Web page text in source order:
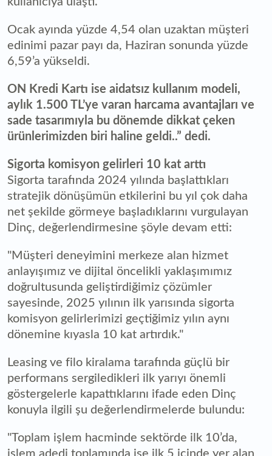
Ocak ayında yüzde 4,54 olan uzaktan müşteri
edinimi pazar payı da, Haziran sonunda yüzde
6,59’a yükseldi.
ON Kredi Kartı ise aidatsız kullanım modeli,
aylık 1.500 TL’ye varan harcama avantajları ve
sade tasarımıyla bu dönemde dikkat çeken
ürünlerimizden biri haline geldi..” dedi.
Sigorta komisyon gelirleri 10 kat arttı
Sigorta tarafında 2024 yılında başlattıkları
stratejik dönüşümün etkilerini bu yıl çok daha
net şekilde görmeye başladıklarını vurgulayan
Dinç, değerlendirmesine şöyle devam etti:
"Müşteri deneyimini merkeze alan hizmet
anlayışımız ve dijital öncelikli yaklaşımımız
doğrultusunda geliştirdiğimiz çözümler
sayesinde, 2025 yılının ilk yarısında sigorta
komisyon gelirlerimizi geçtiğimiz yılın aynı
dönemine kıyasla 10 kat artırdık."
Leasing ve filo kiralama tarafında güçlü bir
performans sergiledikleri ilk yarıyı önemli
göstergelerle kapattıklarını ifade eden Dinç
konuyla ilgili şu değerlendirmelerde bulundu:
"Toplam işlem hacminde sektörde ilk 10’da,
işlem adedi toplamında ise ilk 5 içinde yer alan